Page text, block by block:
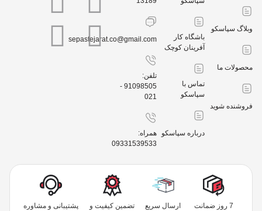
ما
شوید
آفرینان کوچک
درباره سپاسکو
sepastejarat.co@gmail.com
91098505 -
021
همراه:
09331539533
7 روز ضمانت
ارسال سریع
تضمین کیفیت و
پشتیبانی و مشاوره